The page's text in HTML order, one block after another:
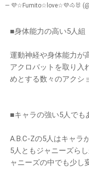
— 💜☆Fumito☆love☆💜🐴🐰
■身体能力の高い5人組
運動神経や身体能力が
アクロバットを取り入
めとする数々のアクシ
■キャラの強い5人でも
A.B.C-Zの5人はキャラ
5人ともジャニーズら
ャニーズの中でも少し